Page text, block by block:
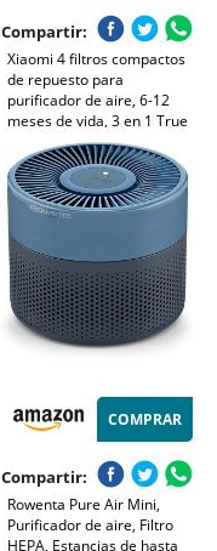
Compartir:
Xiaomi 4 filtros compactos
de repuesto para
purificador de aire, 6-12
meses de vida, 3 en 1 True
HEPA H13, 1 paquete
COMPRAR
Compartir:
Rowenta Pure Air Mini,
Purificador de aire, Filtro
HEPA, Estancias de hasta